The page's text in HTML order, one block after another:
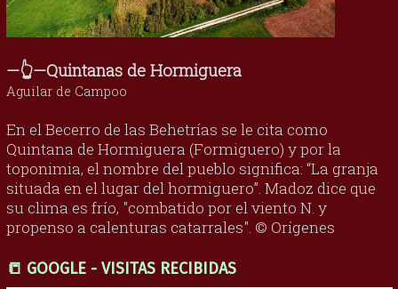
—👆—Quintanas de Hormiguera
Aguilar de Campoo
En el Becerro de las Behetrías se le cita como
Quintana de Hormiguera (Formiguero) y por la
toponimia, el nombre del pueblo significa: “La granja
situada en el lugar del hormiguero”. Madoz dice que
su clima es frío, "combatido por el viento N. y
propenso a calenturas catarrales". © Orígenes
📒 GOOGLE - VISITAS RECIBIDAS